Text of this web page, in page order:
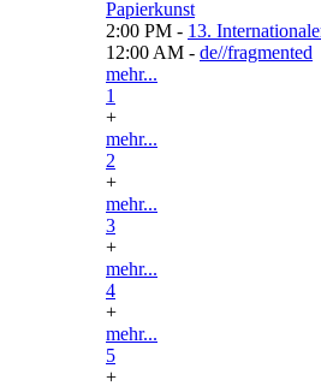
Papierkunst
2:00 PM - 13.
12:00 AM - de//fragmented
mehr...
1
+
mehr...
2
+
mehr...
3
+
mehr...
4
+
mehr...
5
+